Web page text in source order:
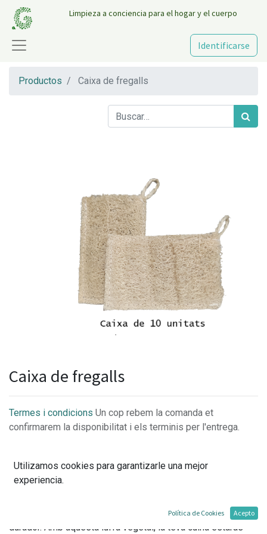
Limpieza a conciencia para el hogar y el cuerpo
Identificarse
Productos Caixa de fregalls
Caixa de fregalls
Termes i condicions Un cop rebem la comanda et
confirmarem la disponibilitat i els terminis per l'entrega.
És un bàsic imprescindible en una llar Residu Zero. Es
que cuida del medi ambient, és un producte molt versàtil i
durador. Amb aquesta luffa vegetal, la teva cuina estaràs
Utilizamos cookies para garantizarle una mejor
experiencia.
Política de Cookies Acepto